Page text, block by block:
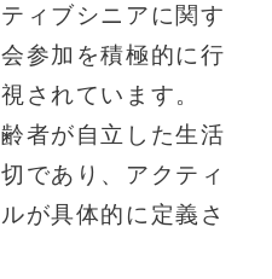
ィブシニアに関す
参加を積極的に行
されています。
者が自立した生活
であり、アクティ
が具体的に定義さ